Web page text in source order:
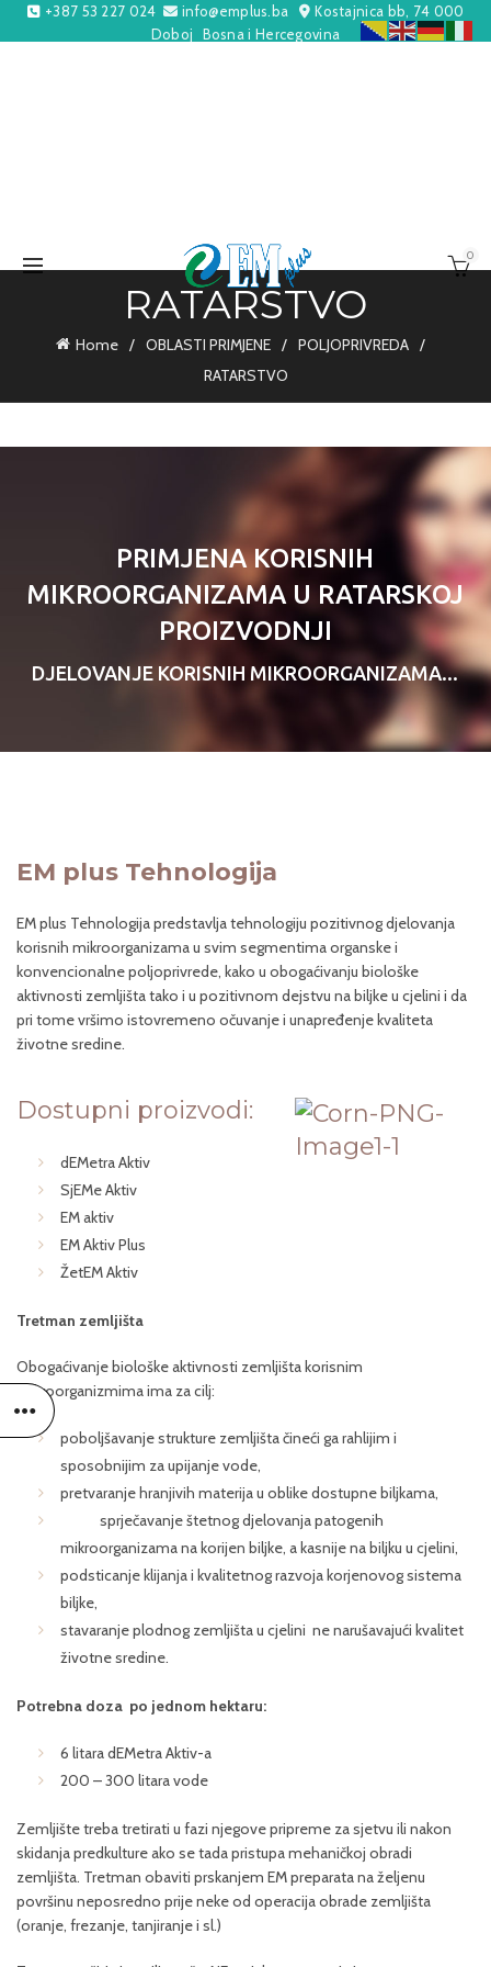
+387 53 227 024 info@emplus.ba
Kostajnica bb, 74 000
Doboj
Bosna i Hercegovina
0
RATARSTVO
Home OBLASTI PRIMJENE
POLJOPRIVREDA
RATARSTVO
PRIMJENA KORISNIH
MIKROORGANIZAMA U RATARSKOJ
PROIZVODNJI
DJELOVANJE KORISNIH MIKROORGANIZAMA...
EM plus Tehnologija
EM plus Tehnologija predstavlja tehnologiju pozitivnog djelovanja
korisnih mikroorganizama u svim segmentima organske i
konvencionalne poljoprivrede, kako u obogaćivanju biološke
aktivnosti zemljišta tako i u pozitivnom dejstvu na biljke u cjelini i da
pri tome vršimo istovremeno očuvanje i unapređenje kvaliteta
životne sredine.
Dostupni proizvodi:
dEMetra Aktiv
SjEMe Aktiv
EM aktiv
EM Aktiv Plus
ŽetEM Aktiv
Tretman zemljišta
Obogaćivanje biološke aktivnosti zemljišta korisnim
mikroorganizmima ima za cilj:
poboljšavanje strukture zemljišta čineći ga rahlijim i
sposobnijim za upijanje vode,
pretvaranje hranjivih materija u oblike dostupne biljkama,
sprječavanje štetnog djelovanja patogenih
mikroorganizama na korijen biljke, a kasnije na biljku u cjelini,
podsticanje klijanja i kvalitetnog razvoja korjenovog sistema
biljke,
stavaranje plodnog zemljišta u cjelini ne narušavajući kvalitet
životne sredine.
Potrebna doza po jednom hektaru:
6 litara dEMetra Aktiv-a
200 – 300 litara vode
Zemljište treba tretirati u fazi njegove pripreme za sjetvu ili nakon
skidanja predkulture ako se tada pristupa mehaničkoj obradi
zemljišta. Tretman obaviti prskanjem EM preparata na željenu
površinu neposredno prije neke od operacija obrade zemljišta
(oranje, frezanje, tanjiranje i sl.)